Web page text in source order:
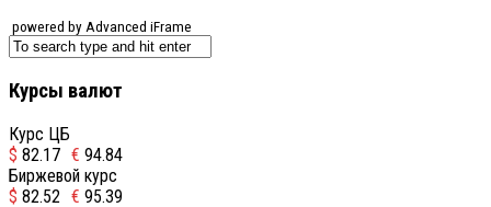
powered by Advanced iFrame
Курсы валют
Курс ЦБ
$ 82.17 € 94.84
Биржевой курс
$ 82.52 € 95.39